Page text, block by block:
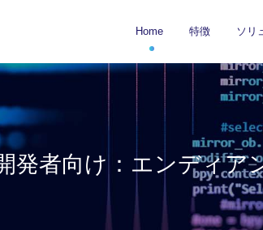
Home 特徴 ソリ
発者向け：エンディア